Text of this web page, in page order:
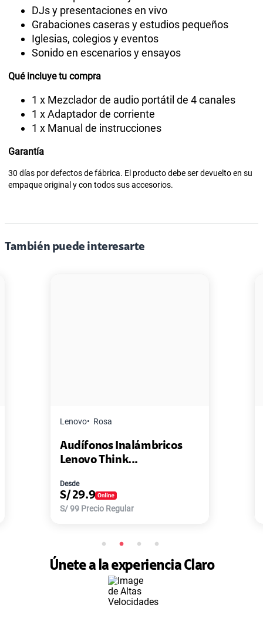
DJs y presentaciones en vivo
Grabaciones caseras y estudios pequeños
Iglesias, colegios y eventos
Sonido en escenarios y ensayos
Qué incluye tu compra
1 x Mezclador de audio portátil de 4 canales
1 x Adaptador de corriente
1 x Manual de instrucciones
Garantía
30 días por defectos de fábrica. El producto debe ser devuelto en su
empaque original y con todos sus accesorios.
También puede interesarte
Master G Negro
Pack de 2 Power Bank Mini
Master-G ...
Desde
S/77.9
S/168Precio Regular
Únete a la experiencia Claro